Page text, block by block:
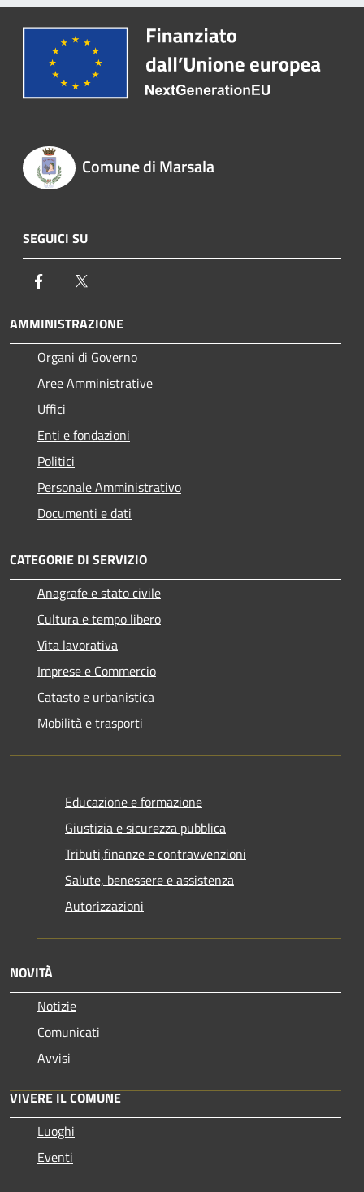
Comune di Marsala
SEGUICI SU
Facebook
AMMINISTRAZIONE
Organi di Governo
Aree Amministrative
Uffici
Enti e fondazioni
Politici
Personale Amministrativo
Documenti e dati
CATEGORIE DI SERVIZIO
Anagrafe e stato civile
Cultura e tempo libero
Vita lavorativa
Imprese e Commercio
Catasto e urbanistica
Mobilità e trasporti
Educazione e formazione
Giustizia e sicurezza pubblica
Tributi,finanze e contravvenzioni
Salute, benessere e assistenza
Autorizzazioni
NOVITÀ
Notizie
Comunicati
Avvisi
VIVERE IL COMUNE
Luoghi
Eventi